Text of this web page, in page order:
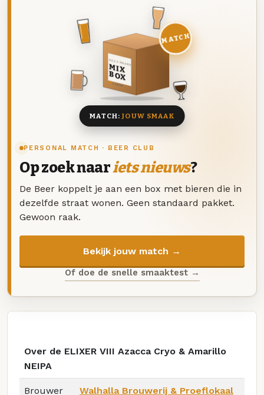
PERSONAL MATCH · BEER CLUB
Op zoek naariets nieuws?
De Beer koppelt je aan een box met bieren die in
dezelfde straat wonen. Geen standaard pakket.
Gewoon raak.
Bekijk jouw match →
Of doe de snelle smaaktest →
DEZE MAAND
MIX
BOX
8 BIEREN
MATCH
MATCH:JOUW SMAAK
Over de ELIXER VIII Azacca Cryo & Amarillo
NEIPA
Brouwer Walhalla Brouwerij & Proeflokaal